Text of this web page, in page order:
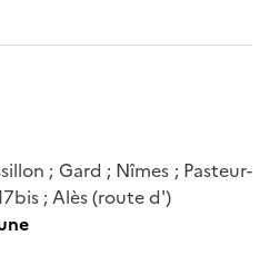
; Gard ; Nîmes ; Pasteur-
; Alès (route d')